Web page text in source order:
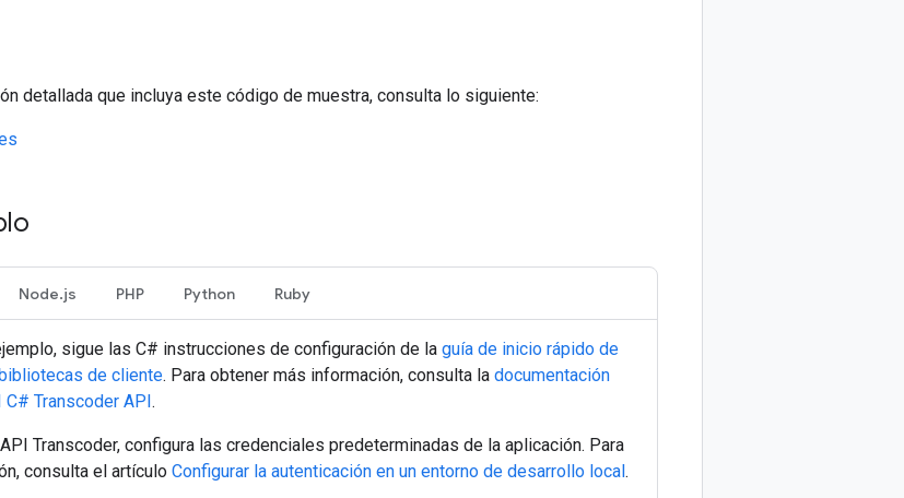
detallada que incluya este código de muestra, consulta lo siguiente:
Node.js PHP Python Ruby
sigue las C# instrucciones de configuración de la guía de inicio rápido de
de cliente. Para obtener más información, consulta la documentación
C# Transcoder API.
Transcoder, configura las credenciales predeterminadas de la aplicación. Para
consulta el artículo Configurar la autenticación en un entorno de desarrollo local.